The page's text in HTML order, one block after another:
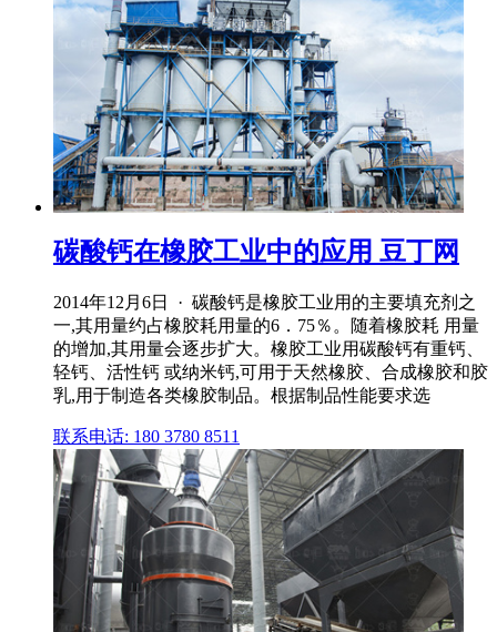
碳酸钙在橡胶工业中的应用 豆丁网
2014年12月6日 · 碳酸钙是橡胶工业用的主要填充剂之
一,其用量约占橡胶耗用量的6．75％。随着橡胶耗 用量
的增加,其用量会逐步扩大。橡胶工业用碳酸钙有重钙、
轻钙、活性钙 或纳米钙,可用于天然橡胶、合成橡胶和胶
乳,用于制造各类橡胶制品。根据制品性能要求选
联系电话: 180 3780 8511